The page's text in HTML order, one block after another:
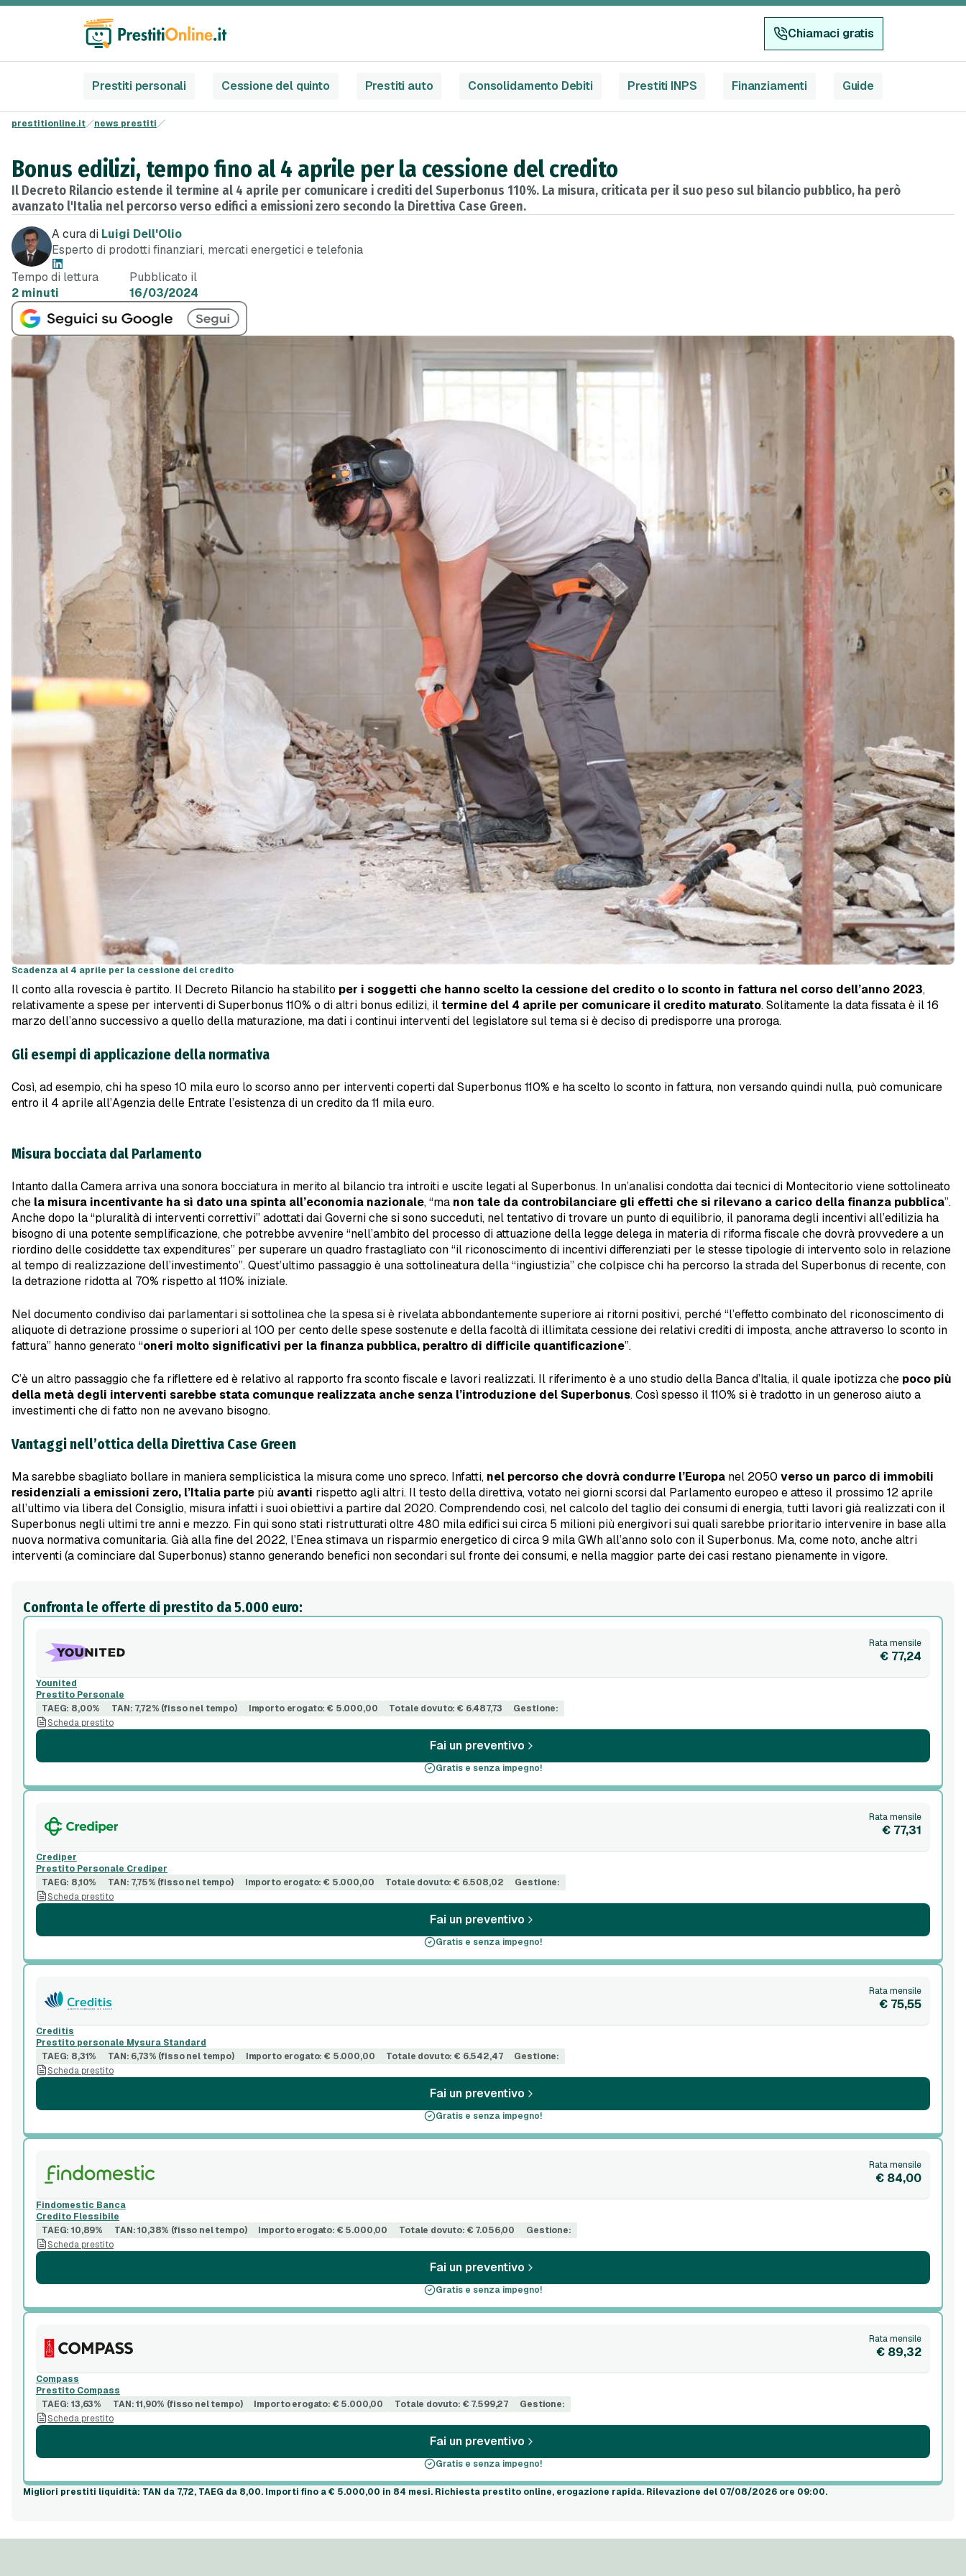
Chiamaci gratis
Prestiti personali Cessione del quinto Prestiti auto Consolidamento Debiti Prestiti INPS Finanziamenti Guide
prestitionline.it news prestiti
Bonus edilizi, tempo fino al 4 aprile per la cessione del credito
Il Decreto Rilancio estende il termine al 4 aprile per comunicare i crediti del Superbonus 110%. La misura, criticata per il suo peso sul bilancio pubblico, ha però
avanzato l'Italia nel percorso verso edifici a emissioni zero secondo la Direttiva Case Green.
A cura di Luigi Dell'Olio
Esperto di prodotti finanziari, mercati energetici e telefonia
Tempo di lettura
2 minuti
Pubblicato il
16/03/2024
Scadenza al 4 aprile per la cessione del credito
Il conto alla rovescia è partito. Il Decreto Rilancio ha stabilito per i soggetti che hanno scelto la cessione del credito o lo sconto in fattura nel corso dell’anno 2023,
relativamente a spese per interventi di Superbonus 110% o di altri bonus edilizi, iltermine del 4 aprile per comunicare il credito maturato. Solitamente la data fissata è il 16
marzo dell’anno successivo a quello della maturazione, ma dati i continui interventi del legislatore sul tema si è deciso di predisporre una proroga.
Gli esempi di applicazione della normativa
Così, ad esempio, chi ha speso 10 mila euro lo scorso anno per interventi coperti dal Superbonus 110% e ha scelto lo sconto in fattura, non versando quindi nulla, può comunicare
entro il 4 aprile all’Agenzia delle Entrate l’esistenza di un credito da 11 mila euro.
Misura bocciata dal Parlamento
Intanto dalla Camera arriva una sonora bocciatura in merito al bilancio tra introiti e uscite legati al Superbonus. In un’analisi condotta dai tecnici di Montecitorio viene sottolineato
che la misura incentivante ha sì dato una spinta all’economia nazionale, “ma non tale da controbilanciare gli effetti che si rilevano a carico della finanza pubblica”.
Anche dopo la “pluralità di interventi correttivi” adottati dai Governi che si sono succeduti, nel tentativo di trovare un punto di equilibrio, il panorama degli incentivi all’edilizia ha
bisogno di una potente semplificazione, che potrebbe avvenire “nell’ambito del processo di attuazione della legge delega in materia di riforma fiscale che dovrà provvedere a un
riordino delle cosiddette tax expenditures” per superare un quadro frastagliato con “il riconoscimento di incentivi differenziati per le stesse tipologie di intervento solo in relazione
al tempo di realizzazione dell’investimento”. Quest’ultimo passaggio è una sottolineatura della “ingiustizia” che colpisce chi ha percorso la strada del Superbonus di recente, con
la detrazione ridotta al 70% rispetto al 110% iniziale.
Nel documento condiviso dai parlamentari si sottolinea che la spesa si è rivelata abbondantemente superiore ai ritorni positivi, perché “l’effetto combinato del riconoscimento di
aliquote di detrazione prossime o superiori al 100 per cento delle spese sostenute e della facoltà di illimitata cessione dei relativi crediti di imposta, anche attraverso lo sconto in
fattura” hanno generato “oneri molto significativi per la finanza pubblica, peraltro di difficile quantificazione”.
C’è un altro passaggio che fa riflettere ed è relativo al rapporto fra sconto fiscale e lavori realizzati. Il riferimento è a uno studio della Banca d’Italia, il quale ipotizza che poco più
della metà degli interventi sarebbe stata comunque realizzata anche senza l’introduzione del Superbonus. Così spesso il 110% si è tradotto in un generoso aiuto a
investimenti che di fatto non ne avevano bisogno.
Vantaggi nell’ottica della Direttiva Case Green
Ma sarebbe sbagliato bollare in maniera semplicistica la misura come uno spreco. Infatti, nel percorso che dovrà condurre l’Europa nel 2050 verso un parco di immobili
residenziali a emissioni zero, l’Italia parte più avanti rispetto agli altri. Il testo della direttiva, votato nei giorni scorsi dal Parlamento europeo e atteso il prossimo 12 aprile
all’ultimo via libera del Consiglio, misura infatti i suoi obiettivi a partire dal 2020. Comprendendo così, nel calcolo del taglio dei consumi di energia, tutti lavori già realizzati con il
Superbonus negli ultimi tre anni e mezzo. Fin qui sono stati ristrutturati oltre 480 mila edifici sui circa 5 milioni più energivori sui quali sarebbe prioritario intervenire in base alla
nuova normativa comunitaria. Già alla fine del 2022, l’Enea stimava un risparmio energetico di circa 9 mila GWh all’anno solo con il Superbonus. Ma, come noto, anche altri
interventi (a cominciare dal Superbonus) stanno generando benefici non secondari sul fronte dei consumi, e nella maggior parte dei casi restano pienamente in vigore.
Confronta le offerte di prestito da 5.000 euro:
Rata mensile
€ 77,24
Younited
Prestito Personale
TAEG: 8,00%
TAN: 7,72% (fisso nel tempo) Importo erogato: € 5.000,00 Totale dovuto: € 6.487,73
Gestione:
Scheda prestito
Fai un preventivo
Gratis e senza impegno!
Rata mensile
€ 77,31
Crediper
Prestito Personale Crediper
TAEG: 8,10%
TAN: 7,75% (fisso nel tempo) Importo erogato: € 5.000,00 Totale dovuto: € 6.508,02
Gestione:
Scheda prestito
Fai un preventivo
Gratis e senza impegno!
Rata mensile
€ 75,55
Creditis
Prestito personale Mysura Standard
TAEG: 8,31%
TAN: 6,73% (fisso nel tempo) Importo erogato: € 5.000,00 Totale dovuto: € 6.542,47
Gestione:
Scheda prestito
Fai un preventivo
Gratis e senza impegno!
Rata mensile
€ 84,00
Findomestic Banca
Credito Flessibile
TAEG: 10,89%
TAN: 10,38% (fisso nel tempo) Importo erogato: € 5.000,00 Totale dovuto: € 7.056,00
Gestione:
Scheda prestito
Fai un preventivo
Gratis e senza impegno!
Rata mensile
€ 89,32
Compass
Prestito Compass
TAEG: 13,63%
TAN: 11,90% (fisso nel tempo) Importo erogato: € 5.000,00 Totale dovuto: € 7.599,27
Gestione:
Scheda prestito
Fai un preventivo
Gratis e senza impegno!
Migliori prestiti liquidità: TAN da 7,72, TAEG da 8,00. Importi fino a€ 5.000,00 in 84 mesi. Richiesta prestito online, erogazione rapida. Rilevazione del 07/08/2026 ore 09:00.